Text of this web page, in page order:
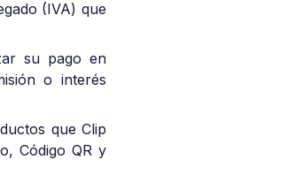
(IVA) que
su pago en
o interés
que Clip
Código QR y